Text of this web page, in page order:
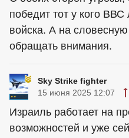
победит тот у кого
войска. А на
обращать внимания.
Sky Strike fighter
15 июня 2025 12:07
Израиль работает на
возможностей и уже